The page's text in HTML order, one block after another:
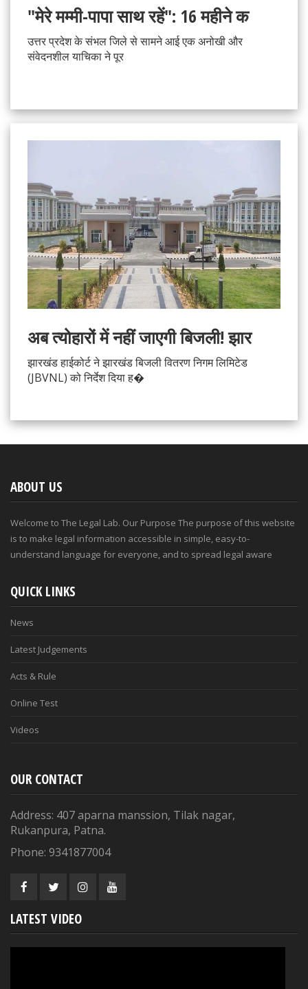
"मेरे मम्मी-पापा साथ रहें": 16 महीने क
उत्तर प्रदेश के संभल जिले से सामने आई एक अनोखी और
संवेदनशील याचिका ने पूर
अब त्योहारों में नहीं जाएगी बिजली! झार
झारखंड हाईकोर्ट ने झारखंड बिजली वितरण निगम लिमिटेड
(JBVNL) को निर्देश दिया ह�
ABOUT US
Welcome to The Legal Lab. Our Purpose The purpose of this website
is to make legal information accessible in simple, easy-to-
understand language for everyone, and to spread legal aware
QUICK LINKS
News
Latest Judgements
Acts & Rule
Online Test
Videos
OUR CONTACT
Address: 407 aparna manssion, Tilak nagar,
Rukanpura, Patna.
Phone: 9341877004
LATEST VIDEO